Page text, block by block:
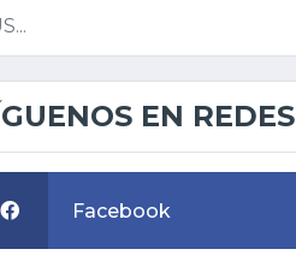
EN REDES
Facebook